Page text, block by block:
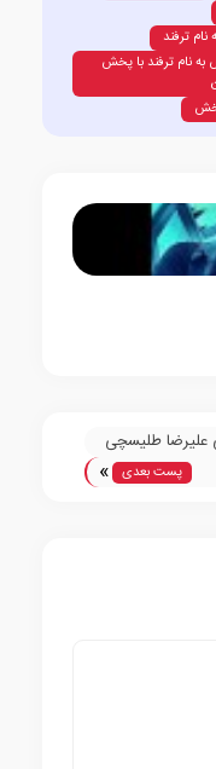
ترفند
نام ترفند با پخش
طلیسچی
پست بعدی »